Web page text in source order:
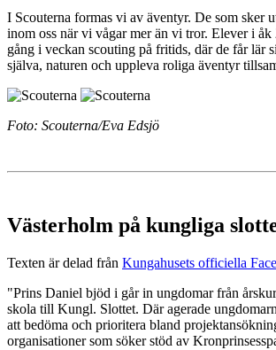
I Scouterna formas vi av äventyr. De som sker
inom oss när vi vågar mer än vi tror. Elever i åk
gång i veckan scouting på fritids, där de får lär
själva, naturen och uppleva roliga äventyr
Foto: Scouterna/Eva Edsjö
Västerholm på kungliga
Texten är delad från Kungahusets officiella
"Prins Daniel bjöd i går in ungdomar från
skola till Kungl. Slottet. Där agerade
att bedöma och prioritera bland
organisationer som söker stöd av